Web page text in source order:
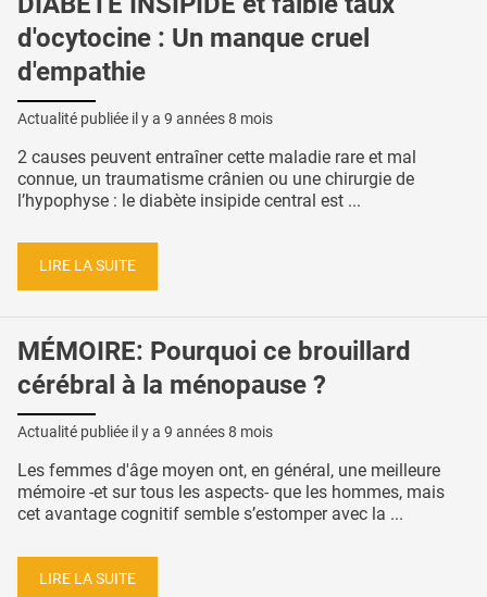
d'ocytocine : Un manque cruel
d'empathie
Actualité publiée il y a 9 années 8 mois
2 causes peuvent entraîner cette maladie rare et mal
connue, un traumatisme crânien ou une chirurgie de
l’hypophyse : le diabète insipide central est ...
LIRE LA SUITE
MÉMOIRE: Pourquoi ce brouillard
cérébral à la ménopause ?
Actualité publiée il y a 9 années 8 mois
Les femmes d'âge moyen ont, en général, une meilleure
mémoire -et sur tous les aspects- que les hommes, mais
cet avantage cognitif semble s’estomper avec la ...
LIRE LA SUITE